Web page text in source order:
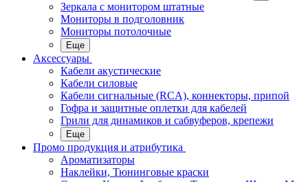
Зеркала с монитором штатные
Мониторы в подголовник
Мониторы потолочные
Еще
Аксессуары
Кабели акустические
Кабели силовые
Кабели сигнальные (RCA), коннекторы, припой
Гофра и защитные оплетки для кабелей
Грили для динамиков и сабвуферов, крепежи
Еще
Промо продукция и атрибутика
Ароматизаторы
Наклейки, Тюнинговые краски